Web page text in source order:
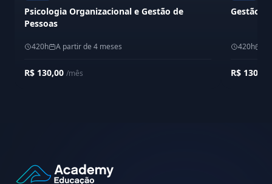
Psicologia Organizacional e Gestão de
Pessoas
420h A partir de 4 meses
R$ 130,00 /mês
Gestão
420h
R$ 130,00